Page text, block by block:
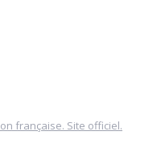
française. Site officiel.